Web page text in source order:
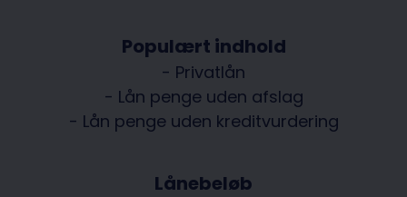
Populært indhold
- Privatlån
- Lån penge uden afslag
- Lån penge uden kreditvurdering
Lånebeløb